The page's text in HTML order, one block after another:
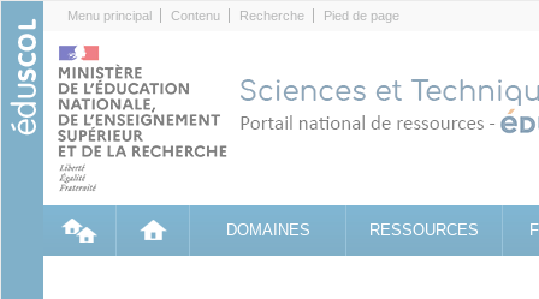
Menu principal Contenu Recherche Pied de page
DOMAINES RESSOURCES